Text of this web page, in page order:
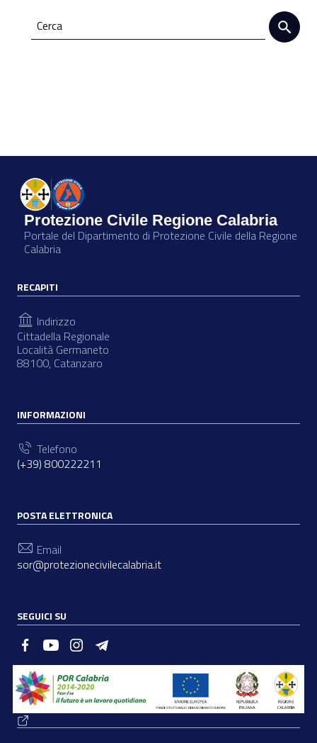
Protezione Civile Regione Calabria
Portale del Dipartimento di Protezione Civile della Regione
Calabria
RECAPITI
Indirizzo
Cittadella Regionale
Località Germaneto
88100, Catanzaro
INFORMAZIONI
Telefono
(+39) 800222211
POSTA ELETTRONICA
Email
sor@protezionecivilecalabria.it
SEGUICI SU